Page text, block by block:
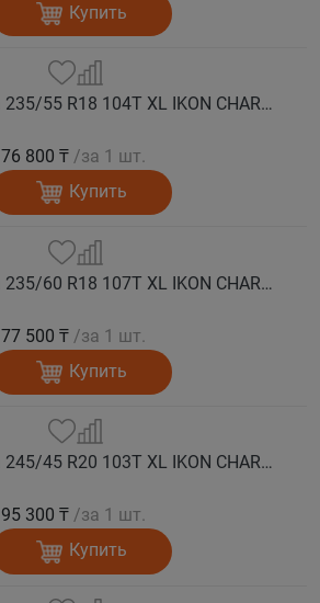
Купить
IKON Автошина 235/55 R18 104T XL IKON CHARACTER ICE 8 SUV шип.
76 800 ₸ /за 1 шт.
Купить
IKON Автошина 235/60 R18 107T XL IKON CHARACTER ICE 8 SUV шип.
77 500 ₸ /за 1 шт.
Купить
IKON Автошина 245/45 R20 103T XL IKON CHARACTER ICE 8 SUV шип.
95 300 ₸ /за 1 шт.
Купить